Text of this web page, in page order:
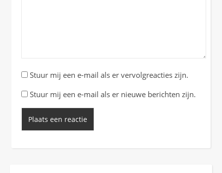
Stuur mij een e-mail als er vervolgreacties zijn.
Stuur mij een e-mail als er nieuwe berichten zijn.